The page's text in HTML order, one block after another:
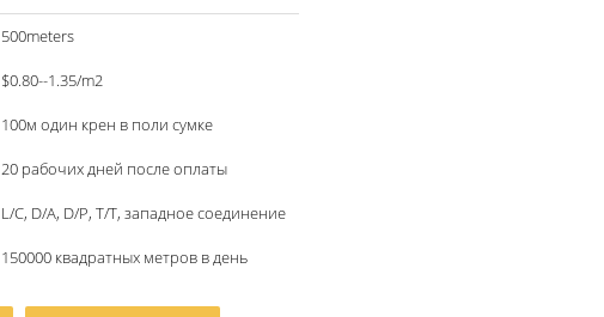
500meters
$0.80--1.35/m2
100м один крен в поли сумке
20 рабочих дней после оплаты
L/C, D/A, D/P, T/T, западное соединение
150000 квадратных метров в день